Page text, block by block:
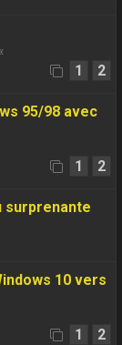
1 2
95/98 avec
1 2
surprenante
10 vers
1 2